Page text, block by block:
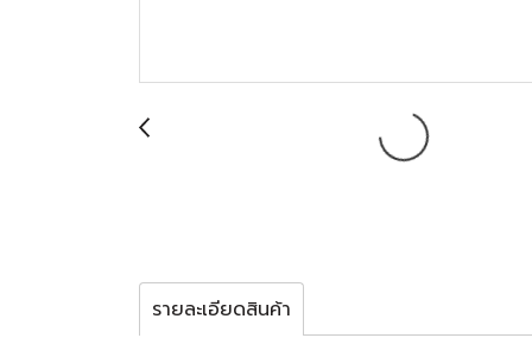
รายละเอียดสินค้า